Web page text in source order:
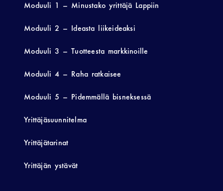
Moduuli 1 – Minustako yrittäjä Lappiin
Moduuli 2 – Ideasta liikeideaksi
Moduuli 3 – Tuotteesta markkinoille
Moduuli 4 – Raha ratkaisee
Moduuli 5 – Pidemmällä bisneksessä
Yrittäjäsuunnitelma
Yrittäjätarinat
Yrittäjän ystävät